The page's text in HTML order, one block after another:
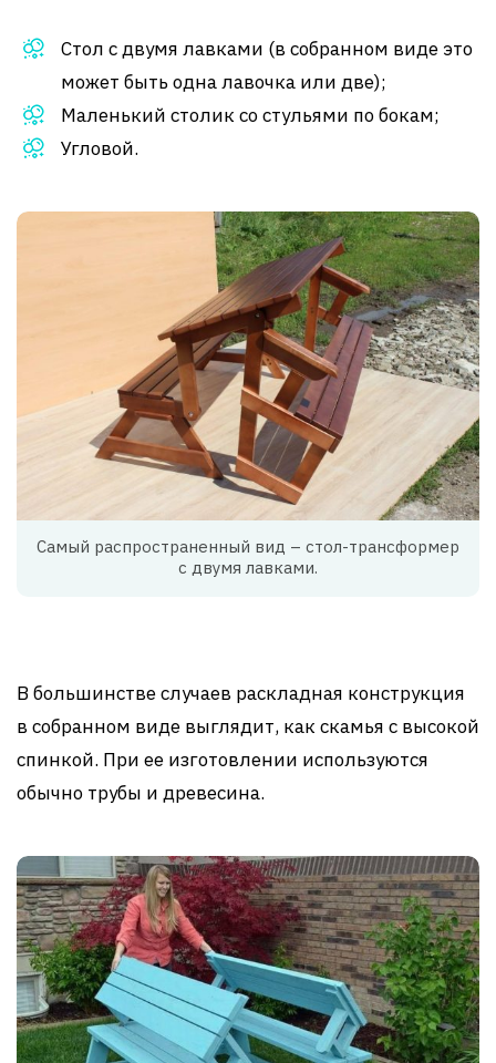
Стол с двумя лавками (в собранном виде это
может быть одна лавочка или две);
Маленький столик со стульями по бокам;
Угловой.
Самый распространенный вид – стол-трансформер
с двумя лавками.
В большинстве случаев раскладная конструкция
в собранном виде выглядит, как скамья с высокой
спинкой. При ее изготовлении используются
обычно трубы и древесина.